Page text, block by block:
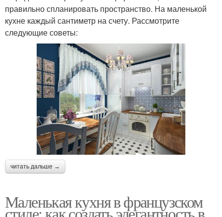
правильно спланировать пространство. На маленькой
кухне каждый сантиметр на счету. Рассмотрите
следующие советы:
читать дальше →
Маленькая кухня в французском